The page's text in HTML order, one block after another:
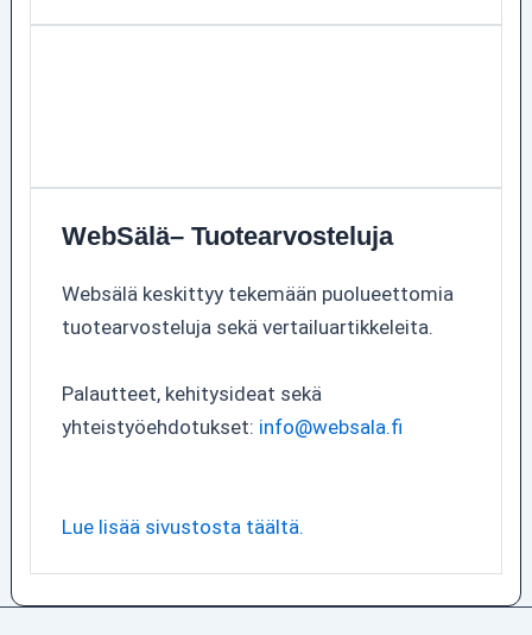
WebSälä– Tuotearvosteluja
Websälä keskittyy tekemään puolueettomia
tuotearvosteluja sekä vertailuartikkeleita.
Palautteet, kehitysideat sekä
yhteistyöehdotukset: info@websala.fi
Lue lisää sivustosta täältä.